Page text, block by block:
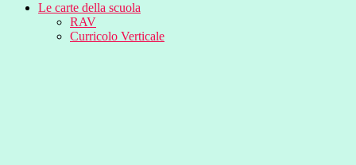
Le carte della scuola
RAV
Curricolo Verticale